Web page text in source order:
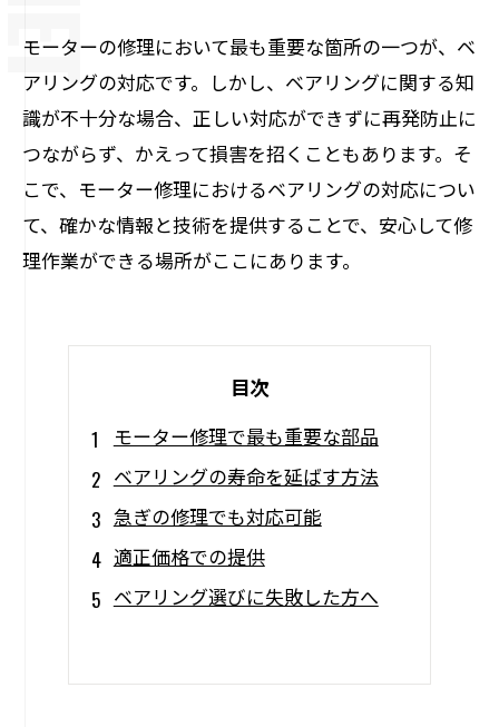
モーターの修理において最も重要な箇所の一つが、ベ
アリングの対応です。しかし、ベアリングに関する知
識が不十分な場合、正しい対応ができずに再発防止に
つながらず、かえって損害を招くこともあります。そ
こで、モーター修理におけるベアリングの対応につい
て、確かな情報と技術を提供することで、安心して修
理作業ができる場所がここにあります。
目次
モーター修理で最も重要な部品
ベアリングの寿命を延ばす方法
急ぎの修理でも対応可能
適正価格での提供
ベアリング選びに失敗した方へ